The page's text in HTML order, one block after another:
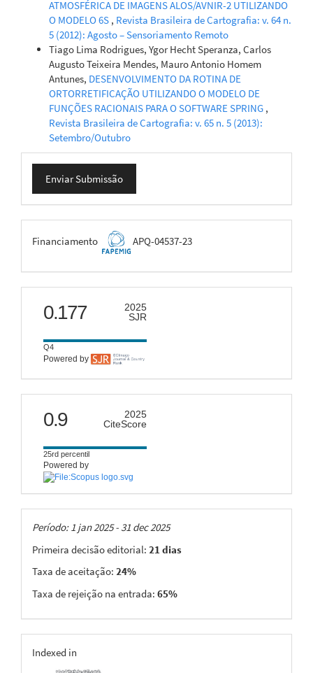
ATMOSFÉRICA DE IMAGENS ALOS/AVNIR-2 UTILIZANDO
O MODELO 6S , Revista Brasileira de Cartografia: v. 64 n.
5 (2012): Agosto – Sensoriamento Remoto
Tiago Lima Rodrigues, Ygor Hecht Speranza, Carlos
Augusto Teixeira Mendes, Mauro Antonio Homem
Antunes, DESENVOLVIMENTO DA ROTINA DE
ORTORRETIFICAÇÃO UTILIZANDO O MODELO DE
FUNÇÕES RACIONAIS PARA O SOFTWARE SPRING ,
Revista Brasileira de Cartografia: v. 65 n. 5 (2013):
Setembro/Outubro
Enviar
Submissão
Enviar Submissão
FAPEMIG
Financiamento APQ-04537-23
scimago
0.177
2025
SJR
Q4
Powered by
citescore
0.9
2025
CiteScore
25rd percentil
Powered by
Taxas
Período: 1 jan 2025 - 31 dec 2025
Primeira decisão editorial: 21 dias
Taxa de aceitação: 24%
Taxa de rejeição na entrada: 65%
indexing
Indexed in